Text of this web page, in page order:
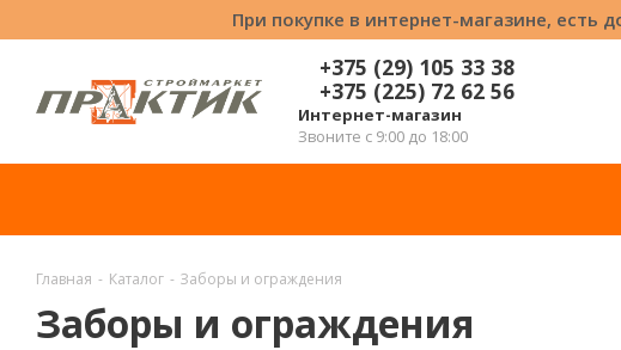
При покупке в интернет-магазине, есть
+375 (29) 105 33 38
+375 (225) 72 62 56
Интернет-магазин
Звоните с 9:00 до 18:00
Главная - Каталог - Заборы и ограждения
Заборы и ограждения